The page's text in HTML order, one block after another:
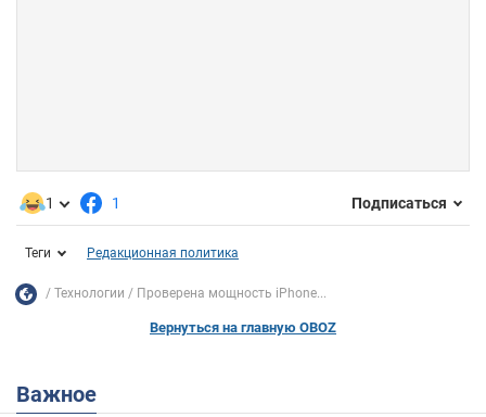
1 1 Подписаться
Теги Редакционная политика
Технологии Проверена мощность iPhone...
Вернуться на главную OBOZ
Важное